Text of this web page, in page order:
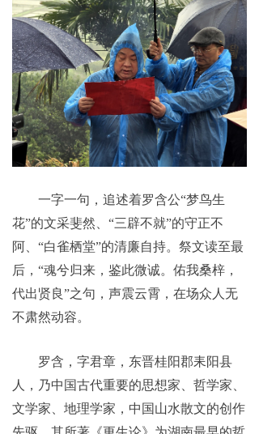
一字一句，追述着罗含公“梦鸟生
花”的文采斐然、“三辟不就”的守正不
阿、“白雀栖堂”的清廉自持。祭文读至最
后，“魂兮归来，鉴此微诚。佑我桑梓，
代出贤良”之句，声震云霄，在场众人无
不肃然动容。
罗含，字君章，东晋桂阳郡耒阳县
人，乃中国古代重要的思想家、哲学家、
文学家、地理学家，中国山水散文的创作